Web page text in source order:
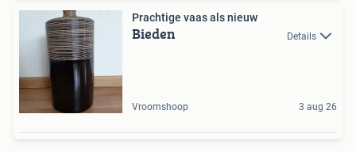
Prachtige vaas als nieuw
Bieden Details
Vroomshoop 3 aug 26